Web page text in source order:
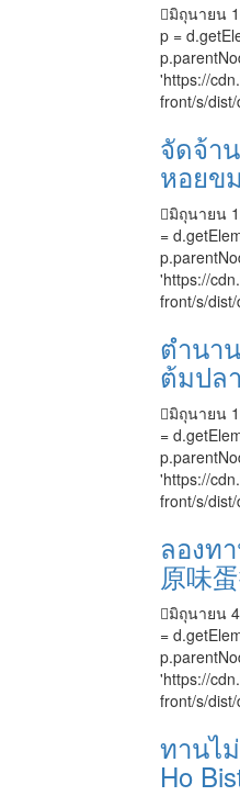
มิถุนายน
p =
'https://
front/s/
จัดจ้า
หอยข
มิถุนายน
=
'https://
front/s/
ตำนา
ต้มปล
มิถุนายน
=
'https://
front/s/
ลองท
原味
มิถุนายน
=
'https://
front/s/
ทานไ
Ho